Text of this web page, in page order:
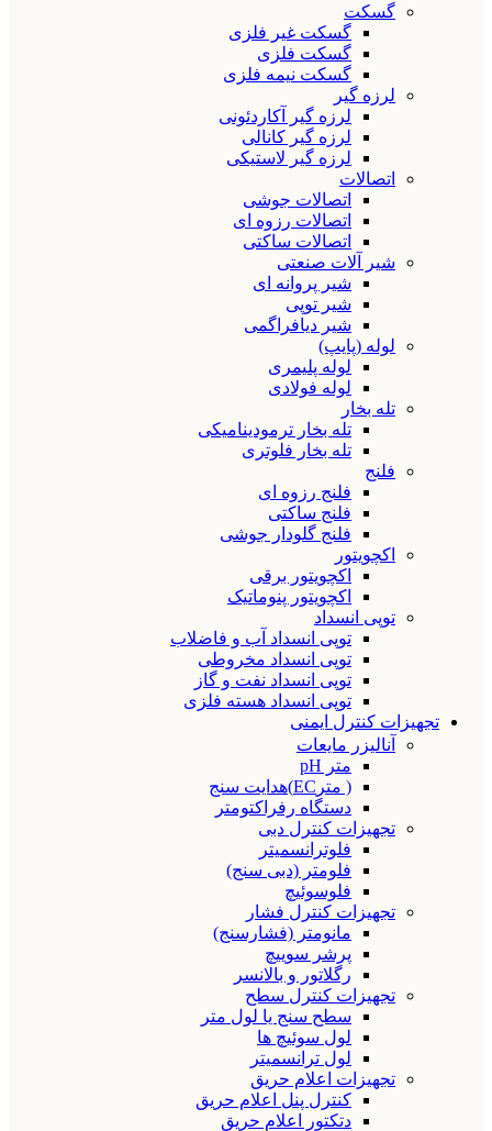
گسکت
گسکت غیر فلزی
گسکت فلزی
گسکت نیمه فلزی
لرزه گیر
لرزه گیر آکاردئونی
لرزه گیر کانالی
لرزه گیر لاستیکی
اتصالات
اتصالات جوشی
اتصالات رزوه ای
اتصالات ساکتی
شیر آلات صنعتی
شیر پروانه ای
شیر توپی
شیر دیافراگمی
لوله (پایپ)
لوله پلیمری
لوله فولادی
تله بخار
تله بخار ترمودینامیکی
تله بخار فلوتری
فلنج
فلنج رزوه ای
فلنج ساکتی
فلنج گلودار جوشی
اکچویتور
اکچویتور برقی
اکچویتور پنوماتیک
توپی انسداد
توپی انسداد آب و فاضلاب
توپی انسداد مخروطی
توپی انسداد نفت و گاز
توپی انسداد هسته فلزی
تجهیزات کنترل ایمنی
آنالیزر مایعات
متر pH
( مترEC)هدایت سنج
دستگاه رفراکتومتر
تجهیزات کنترل دبی
فلوترانسمیتر
فلومتر (دبی سنج)
فلوسوئیچ
تجهیزات کنترل فشار
مانومتر (فشارسنج)
پرشر سوییچ
رگلاتور و بالانسر
تجهیزات کنترل سطح
سطح سنج یا لول متر
لول سوئیچ ها
لول ترانسمیتر
تجهیزات اعلام حریق
کنترل پنل اعلام حریق
دتکتور اعلام حریق